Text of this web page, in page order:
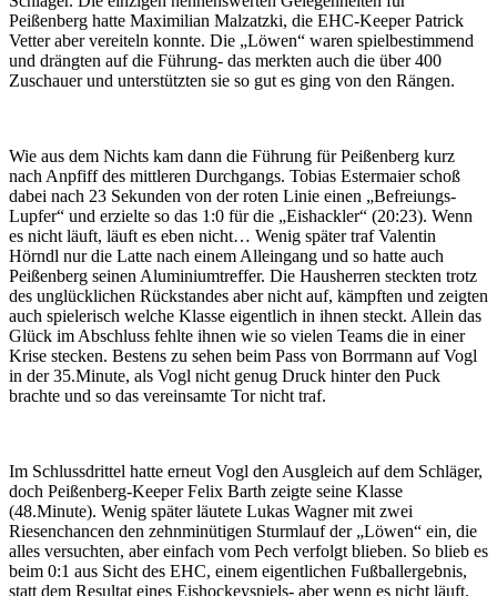
Peißenberg hatte Maximilian Malzatzki, die EHC-Keeper Patrick
Vetter aber vereiteln konnte. Die „Löwen“ waren spielbestimmend
und drängten auf die Führung- das merkten auch die über 400
Zuschauer und unterstützten sie so gut es ging von den Rängen.
Wie aus dem Nichts kam dann die Führung für Peißenberg kurz
nach Anpfiff des mittleren Durchgangs. Tobias Estermaier schoß
dabei nach 23 Sekunden von der roten Linie einen „Befreiungs-
Lupfer“ und erzielte so das 1:0 für die „Eishackler“ (20:23). Wenn
es nicht läuft, läuft es eben nicht… Wenig später traf Valentin
Hörndl nur die Latte nach einem Alleingang und so hatte auch
Peißenberg seinen Aluminiumtreffer. Die Hausherren steckten trotz
des unglücklichen Rückstandes aber nicht auf, kämpften und zeigten
auch spielerisch welche Klasse eigentlich in ihnen steckt. Allein das
Glück im Abschluss fehlte ihnen wie so vielen Teams die in einer
Krise stecken. Bestens zu sehen beim Pass von Borrmann auf Vogl
in der 35.Minute, als Vogl nicht genug Druck hinter den Puck
brachte und so das vereinsamte Tor nicht traf.
Im Schlussdrittel hatte erneut Vogl den Ausgleich auf dem Schläger,
doch Peißenberg-Keeper Felix Barth zeigte seine Klasse
(48.Minute). Wenig später läutete Lukas Wagner mit zwei
Riesenchancen den zehnminütigen Sturmlauf der „Löwen“ ein, die
alles versuchten, aber einfach vom Pech verfolgt blieben. So blieb es
beim 0:1 aus Sicht des EHC, einem eigentlichen Fußballergebnis,
statt dem Resultat eines Eishockeyspiels- aber wenn es nicht läuft,